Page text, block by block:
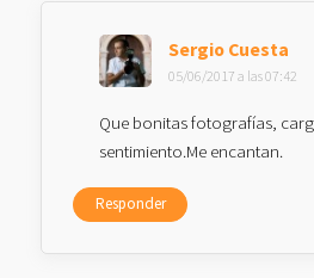
LOS
LECTORESSergio Cuesta
05/06/2017 a las 07:42
Que bonitas fotografías,
sentimiento.Me encantan.
Responder